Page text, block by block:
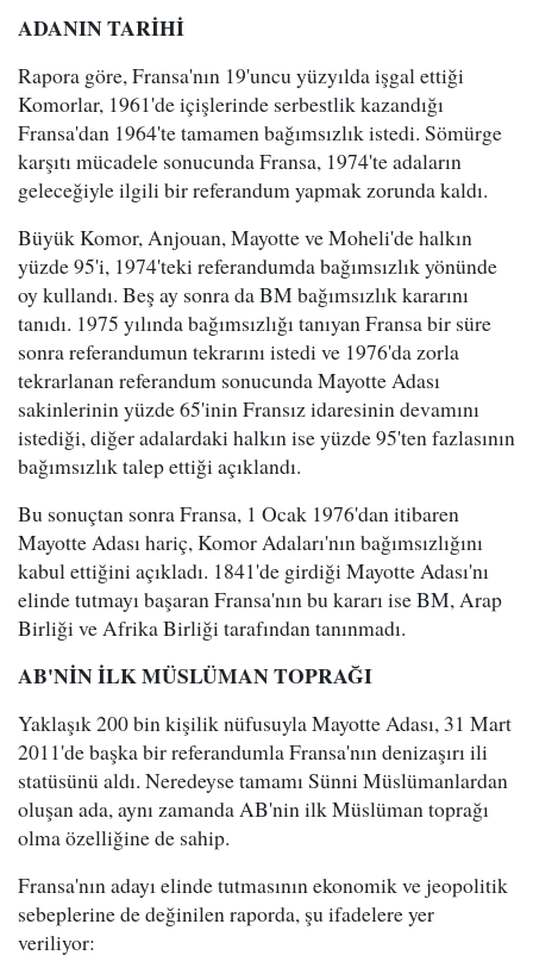
ADANIN TARİHİ
Rapora göre, Fransa'nın 19'uncu yüzyılda işgal ettiği
Komorlar, 1961'de içişlerinde serbestlik kazandığı
Fransa'dan 1964'te tamamen bağımsızlık istedi. Sömürge
karşıtı mücadele sonucunda Fransa, 1974'te adaların
geleceğiyle ilgili bir referandum yapmak zorunda kaldı.
Büyük Komor, Anjouan, Mayotte ve Moheli'de halkın
yüzde 95'i, 1974'teki referandumda bağımsızlık yönünde
oy kullandı. Beş ay sonra da BM bağımsızlık kararını
tanıdı. 1975 yılında bağımsızlığı tanıyan Fransa bir süre
sonra referandumun tekrarını istedi ve 1976'da zorla
tekrarlanan referandum sonucunda Mayotte Adası
sakinlerinin yüzde 65'inin Fransız idaresinin devamını
istediği, diğer adalardaki halkın ise yüzde 95'ten fazlasının
bağımsızlık talep ettiği açıklandı.
Bu sonuçtan sonra Fransa, 1 Ocak 1976'dan itibaren
Mayotte Adası hariç, Komor Adaları'nın bağımsızlığını
kabul ettiğini açıkladı. 1841'de girdiği Mayotte Adası'nı
elinde tutmayı başaran Fransa'nın bu kararı ise BM, Arap
Birliği ve Afrika Birliği tarafından tanınmadı.
AB'NİN İLK MÜSLÜMAN TOPRAĞI
Yaklaşık 200 bin kişilik nüfusuyla Mayotte Adası, 31 Mart
2011'de başka bir referandumla Fransa'nın denizaşırı ili
statüsünü aldı. Neredeyse tamamı Sünni Müslümanlardan
oluşan ada, aynı zamanda AB'nin ilk Müslüman toprağı
olma özelliğine de sahip.
Fransa'nın adayı elinde tutmasının ekonomik ve jeopolitik
sebeplerine de değinilen raporda, şu ifadelere yer
veriliyor: